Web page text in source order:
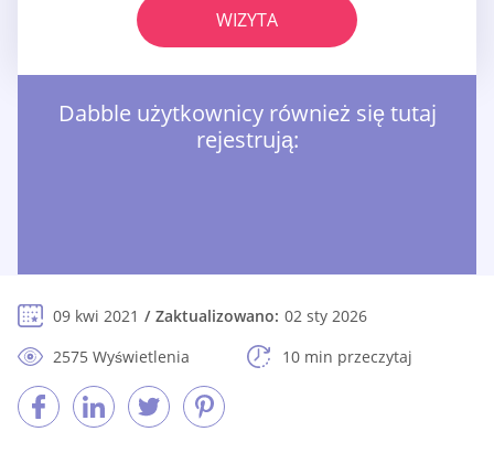
WIZYTA
Dabble użytkownicy również się tutaj
rejestrują:
09 kwi 2021 Zaktualizowano: 02 sty 2026
2575 Wyświetlenia
10 min przeczytaj